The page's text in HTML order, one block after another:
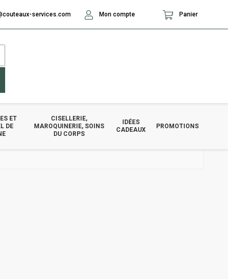
ET
DE
CISELLERIE,
MAROQUINERIE, SOINS
DU CORPS
IDÉES
CADEAUX
PROMOTIONS
services.com Mon compte Panier